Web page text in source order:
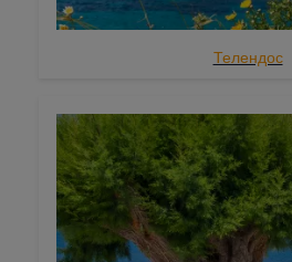
Телендос